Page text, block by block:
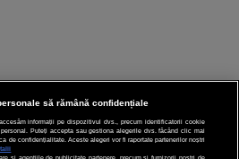
să rămână confidențiale
informații pe dispozitivul dvs., precum identificatorii cookie
Puteți accepta sau gestiona alegerile dvs. făcând clic mai
de confidențialitate. Aceste alegeri vor fi raportate partenerilor noștri
si agentiile de publicitate partenere, precum si furnizorii nostri de